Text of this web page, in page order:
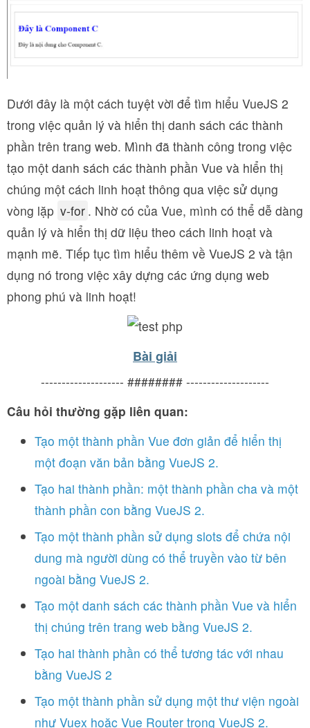
Dưới đây là một cách tuyệt vời để tìm hiểu VueJS 2
trong việc quản lý và hiển thị danh sách các thành
phần trên trang web. Mình đã thành công trong việc
tạo một danh sách các thành phần Vue và hiển thị
chúng một cách linh hoạt thông qua việc sử dụng
vòng lặp v-for . Nhờ có của Vue, mình có thể dễ dàng
quản lý và hiển thị dữ liệu theo cách linh hoạt và
mạnh mẽ. Tiếp tục tìm hiểu thêm về VueJS 2 và tận
dụng nó trong việc xây dựng các ứng dụng web
phong phú và linh hoạt!
Bài giải
-------------------- ######## --------------------
Câu hỏi thường gặp liên quan:
Tạo một thành phần Vue đơn giản để hiển thị
một đoạn văn bản bằng VueJS 2.
Tạo hai thành phần: một thành phần cha và một
thành phần con bằng VueJS 2.
Tạo một thành phần sử dụng slots để chứa nội
dung mà người dùng có thể truyền vào từ bên
ngoài bằng VueJS 2.
Tạo một danh sách các thành phần Vue và hiển
thị chúng trên trang web bằng VueJS 2.
Tạo hai thành phần có thể tương tác với nhau
bằng VueJS 2
Tạo một thành phần sử dụng một thư viện ngoài
như Vuex hoặc Vue Router trong VueJS 2.